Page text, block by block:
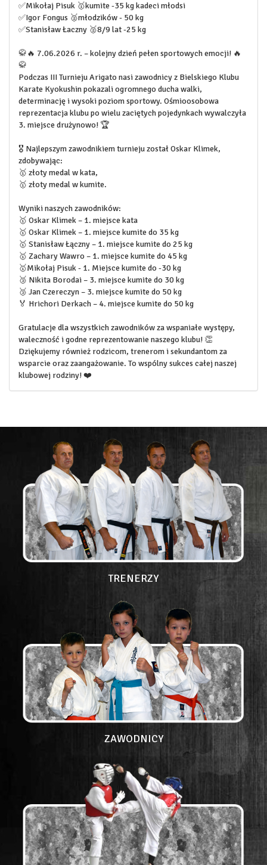
✅Mikołaj Pisuk 🥇kumite -35 kg kadeci młodsi
✅Igor Fongus 🥈młodzików - 50 kg
✅Stanisław Łaczny 🥈8/9 lat -25 kg
🥋🔥 7.06.2026 r. – kolejny dzień pełen sportowych emocji! 🔥
🥋
Podczas III Turnieju Arigato nasi zawodnicy z Bielskiego Klubu
Karate Kyokushin pokazali ogromnego ducha walki,
determinację i wysoki poziom sportowy. Ośmioosobowa
reprezentacja klubu po wielu zaciętych pojedynkach wywalczyła
3. miejsce drużynowo! 🏆
🎖️ Najlepszym zawodnikiem turnieju został Oskar Klimek,
zdobywając:
🥇 złoty medal w kata,
🥇 złoty medal w kumite.
Wyniki naszych zawodników:
🥇 Oskar Klimek – 1. miejsce kata
🥇 Oskar Klimek – 1. miejsce kumite do 35 kg
🥇 Stanisław Łączny – 1. miejsce kumite do 25 kg
🥇 Zachary Wawro – 1. miejsce kumite do 45 kg
🥇Mikołaj Pisuk - 1. Miejsce kumite do -30 kg
🥉 Nikita Borodai – 3. miejsce kumite do 30 kg
🥉 Jan Czereczyn – 3. miejsce kumite do 50 kg
🏅 Hrichori Derkach – 4. miejsce kumite do 50 kg
Gratulacje dla wszystkich zawodników za wspaniałe występy,
waleczność i godne reprezentowanie naszego klubu! 👏
Dziękujemy również rodzicom, trenerom i sekundantom za
wsparcie oraz zaangażowanie. To wspólny sukces całej naszej
klubowej rodziny! ❤️
TRENERZY
ZAWODNICY